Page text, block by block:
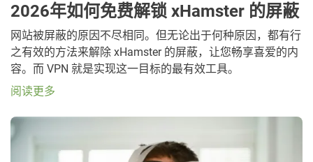
2026年如何免费解锁 xHamster 的屏蔽
网站被屏蔽的原因不尽相同。但无论出于何种原因，都有行
之有效的方法来解除 xHamster 的屏蔽，让您畅享喜爱的内
容。而 VPN 就是实现这一目标的最有效工具。
阅读更多